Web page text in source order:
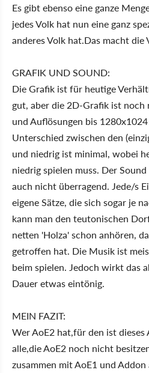
Es gibt ebenso eine ganze
jedes Volk hat nun eine ganz
anderes Volk hat.Das macht die
GRAFIK UND SOUND:
Die Grafik ist für heutige
gut, aber die 2D-Grafik ist noch
und Auflösungen bis
Unterschied zwischen den
und niedrig ist minimal, wobei
niedrig spielen muss. Der
auch nicht überragend. Jede/s
eigene Sätze, die sich sogar je
kann man den teutonischen
netten 'Holza' schon anhören,
getroffen hat. Die Musik ist
beim spielen. Jedoch wirkt das
Dauer etwas eintönig.
MEIN FAZIT:
Wer AoE2 hat,für den ist
alle,die AoE2 noch nicht
zusammen mit AoE1 und